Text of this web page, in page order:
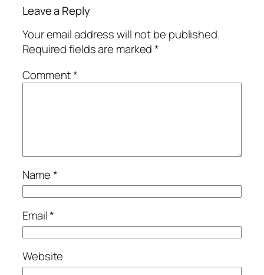
Leave a Reply
Your email address will not be published.
Required fields are marked*
Comment*
Name*
Email*
Website